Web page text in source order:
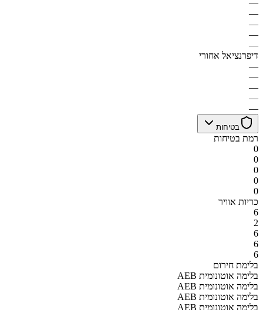
—
—
—
—
—
דיפרנציאל אחורי
—
—
—
—
—
בטיחות
רמת בטיחות
0
0
0
0
0
כריות אוויר
6
2
6
6
6
בלימת חירום
AEB בלימה אוטונומית
AEB בלימה אוטונומית
AEB בלימה אוטונומית
AEB בלימה אוטונומית